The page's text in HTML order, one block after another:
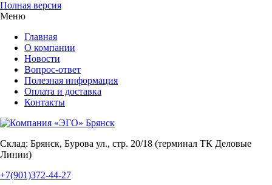
Полная версия
Меню
Главная
О компании
Новости
Вопрос-ответ
Полезная информация
Оплата и доставка
Контакты
Склад: Брянск, Бурова ул., стр. 20/18 (терминал ТК Деловые
Линии)
+7(901)372-44-27